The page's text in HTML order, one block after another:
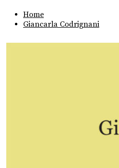
Home
Giancarla Codrignani